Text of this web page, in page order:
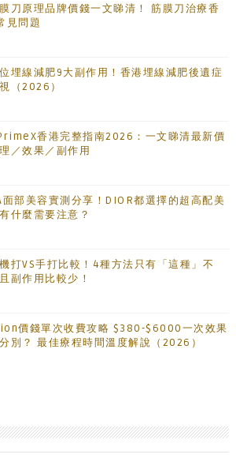
刀原理品牌價錢一文睇清！ 筋膜刀治療香
見問題
埋線減肥9大副作用！香港埋線減肥後遺症
（2026）
香港完整指南2026：一文睇清最新價
／效果／副作用
面部美容實測分享！DIOR都選擇的超高配美
什麼需要注意？
打VS手打比較！4種方法只有「這種」不
副作用比較少！
價錢單次收費攻略 $380-$6000一次效果
別？ 最佳療程時間溫度解說（2026）